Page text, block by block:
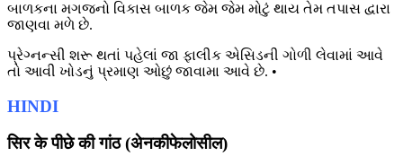
બાળકના મગજનો વિકાસ બાળક જેમ જેમ મોટું થાય તેમ તપાસ દ્વારા
જાણવા મળે છે.
પ્રેગ્નન્સી શરૂ થતાં પહેલાં જા ફાલીક એસિડની ગોળી લેવામાં આવે
તો આવી ખોડનું પ્રમાણ ઓછું જાવામા આવે છે. •
HINDI
सिर के पीछे की गांठ (अेनकीफेलोसील)